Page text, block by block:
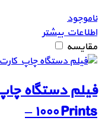
ناموجود
اطلاعات بیشتر
مقایسه
– ۱۰۰۰ Prints